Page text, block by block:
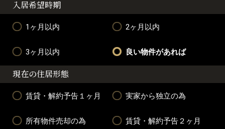
入居希望時期
1ヶ月以内 2ヶ月以内
3ヶ月以内 良い物件があれば
現在の住居形態
賃貸・解約予告１ヶ月 実家から独立の為
所有物件売却の為 賃貸・解約予告２ヶ月